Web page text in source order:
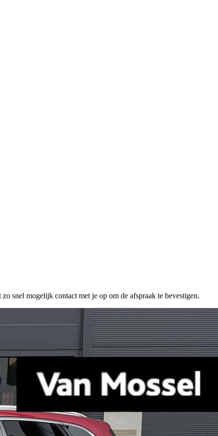
snel mogelijk contact met je op om de afspraak te bevestigen.